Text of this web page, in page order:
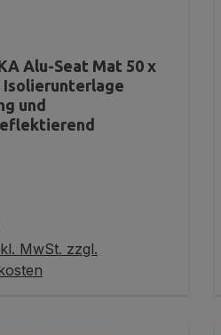
Alu-Seat Mat 50 x
Isolierunterlage
und
Preis:
MwSt. zzgl.
wählen